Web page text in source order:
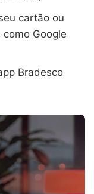
cartão ou
Google
Bradesco